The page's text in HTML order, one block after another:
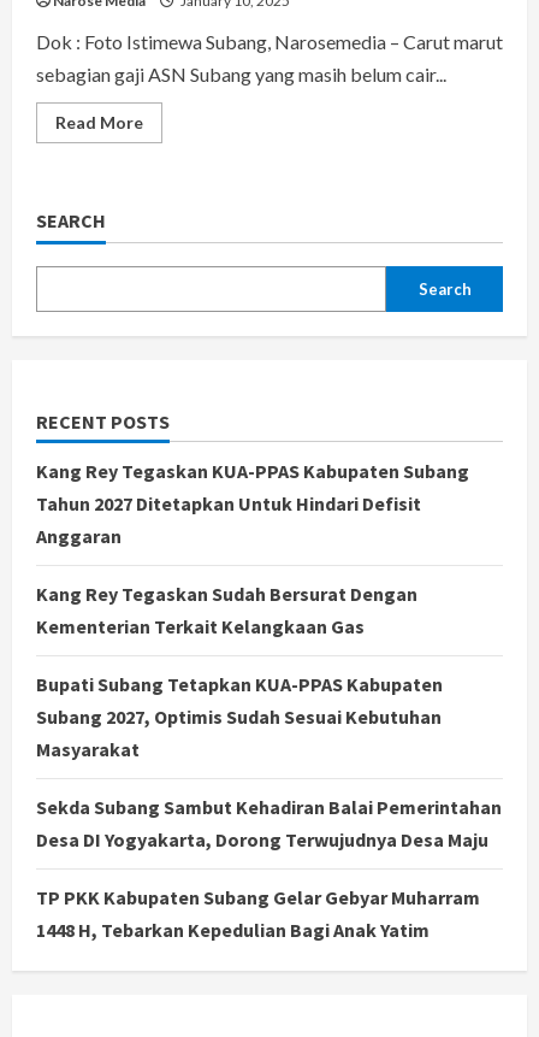
Dok : Foto Istimewa Subang, Narosemedia – Carut marut
sebagian gaji ASN Subang yang masih belum cair...
Read MoreRead
more
Telat
Ketua
Sentil
Victor
Yang
Kompeten
SEARCH
Search
RECENT POSTS
Kang Rey Tegaskan KUA-PPAS Kabupaten Subang
Tahun 2027 Ditetapkan Untuk Hindari Defisit
Anggaran
Kang Rey Tegaskan Sudah Bersurat Dengan
Kementerian Terkait Kelangkaan Gas
Bupati Subang Tetapkan KUA-PPAS Kabupaten
Subang 2027, Optimis Sudah Sesuai Kebutuhan
Masyarakat
Sekda Subang Sambut Kehadiran Balai Pemerintahan
Desa DI Yogyakarta, Dorong Terwujudnya Desa Maju
TP PKK Kabupaten Subang Gelar Gebyar Muharram
1448 H, Tebarkan Kepedulian Bagi Anak Yatim